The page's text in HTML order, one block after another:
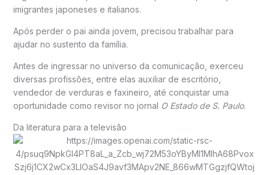
imigrantes japoneses e italianos.
Após perder o pai ainda jovem, precisou trabalhar para
ajudar no sustento da família.
Antes de ingressar no universo da comunicação, exerceu
diversas profissões, entre elas auxiliar de escritório,
vendedor de verduras e faxineiro, até conquistar uma
oportunidade como revisor no jornal O Estado de S. Paulo.
Da literatura para a televisão